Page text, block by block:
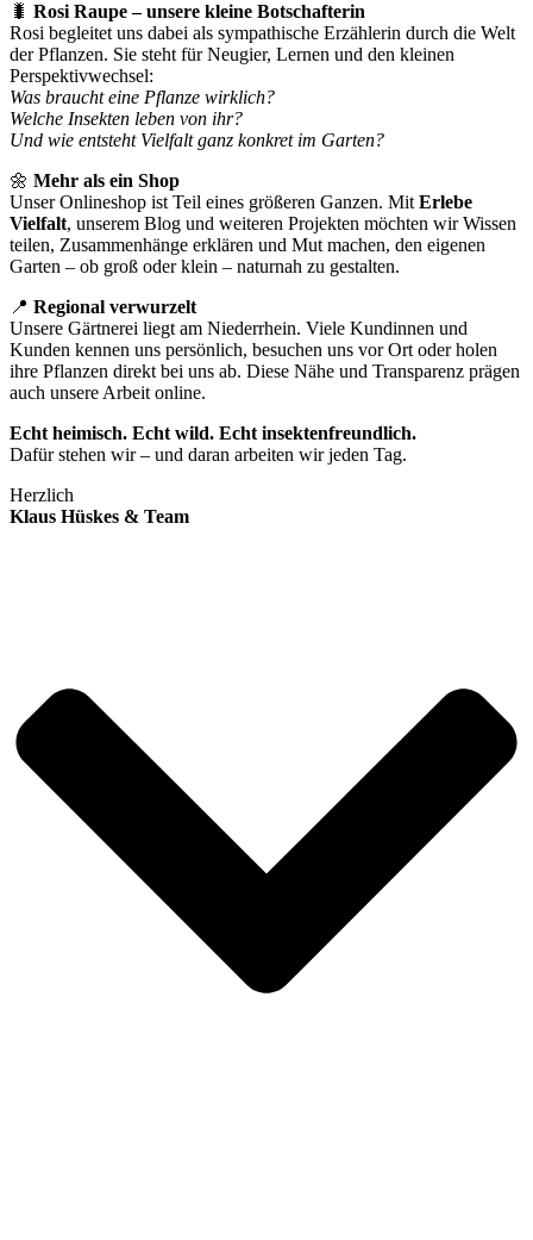
🐛 Rosi Raupe – unsere kleine Botschafterin
Rosi begleitet uns dabei als sympathische Erzählerin durch die Welt
der Pflanzen. Sie steht für Neugier, Lernen und den kleinen
Perspektivwechsel:
Was braucht eine Pflanze wirklich?
Welche Insekten leben von ihr?
Und wie entsteht Vielfalt ganz konkret im Garten?
🌼 Mehr als ein Shop
Unser Onlineshop ist Teil eines größeren Ganzen. Mit Erlebe
Vielfalt, unserem Blog und weiteren Projekten möchten wir Wissen
teilen, Zusammenhänge erklären und Mut machen, den eigenen
Garten – ob groß oder klein – naturnah zu gestalten.
📍 Regional verwurzelt
Unsere Gärtnerei liegt am Niederrhein. Viele Kundinnen und
Kunden kennen uns persönlich, besuchen uns vor Ort oder holen
ihre Pflanzen direkt bei uns ab. Diese Nähe und Transparenz prägen
auch unsere Arbeit online.
Echt heimisch. Echt wild. Echt insektenfreundlich.
Dafür stehen wir – und daran arbeiten wir jeden Tag.
Herzlich
Klaus Hüskes & Team